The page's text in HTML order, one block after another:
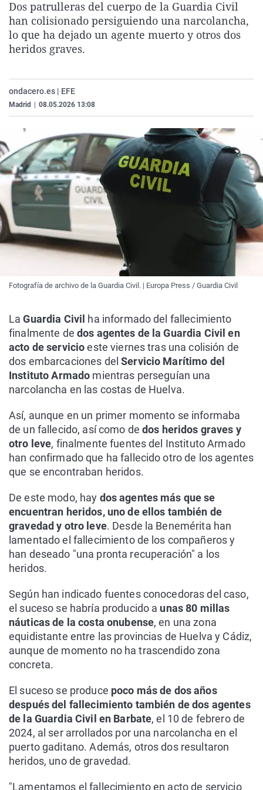
La rosa de los vientos
Gente viajera
Caso
Retornados
Extremadura
Galicia
Virales
Televisión
Dos patrulleras del cuerpo de la Guardia Civil
han colisionado persiguiendo una narcolancha,
lo que ha dejado un agente muerto y otros dos
heridos graves.
ondacero.es | EFE
Madrid 08.05.2026 13:08
Fotografía de archivo de la Guardia Civil. | Europa Press / Guardia Civil
LaGuardia Civil ha informado del fallecimiento
finalmente de dos agentes de la Guardia Civil en
acto de servicioeste viernes tras una colisión de
dos embarcaciones delServicio Marítimo del
Instituto Armado mientras perseguían una
narcolancha en las costas de Huelva.
Así, aunque en un primer momento se informaba
de un fallecido, así como dedos heridos graves y
otro leve, finalmente fuentes del Instituto Armado
han confirmado que ha fallecido otro de los agentes
que se encontraban heridos.
De este modo, hay dos agentes más que se
encuentran heridos, uno de ellos también de
gravedad y otro leve. Desde la Benemérita han
lamentado el fallecimiento de los compañeros y
han deseado "una pronta recuperación" a los
heridos.
Según han indicado fuentes conocedoras del caso,
el suceso se habría producido a unas 80 millas
náuticas de la costa onubense, en una zona
equidistante entre las provincias de Huelva y Cádiz,
aunque de momento no ha trascendido zona
concreta.
El suceso se produce poco más de dos años
después del fallecimiento también de dos agentes
de la Guardia Civil en Barbate, el 10 de febrero de
2024, al ser arrollados por una narcolancha en el
puerto gaditano. Además, otros dos resultaron
heridos, uno de gravedad.
"Lamentamos el fallecimiento en acto de servicio